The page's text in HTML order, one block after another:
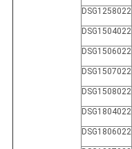
DSG1258022
DSG1504022
DSG1506022
DSG1507022
DSG1508022
DSG1804022
DSG1806022